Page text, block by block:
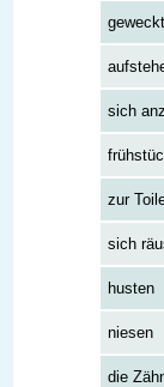
sich
zur
sich
husten
niesen
die